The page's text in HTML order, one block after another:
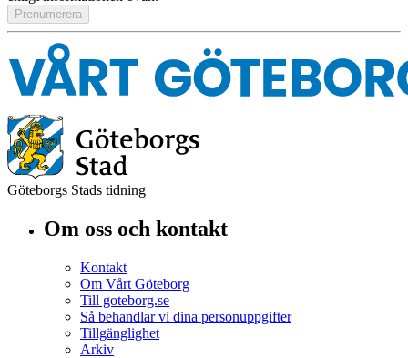
Göteborgs Stads tidning
Om oss och kontakt
Kontakt
Om Vårt Göteborg
Till goteborg.se
Så behandlar vi dina personuppgifter
Tillgänglighet
Arkiv